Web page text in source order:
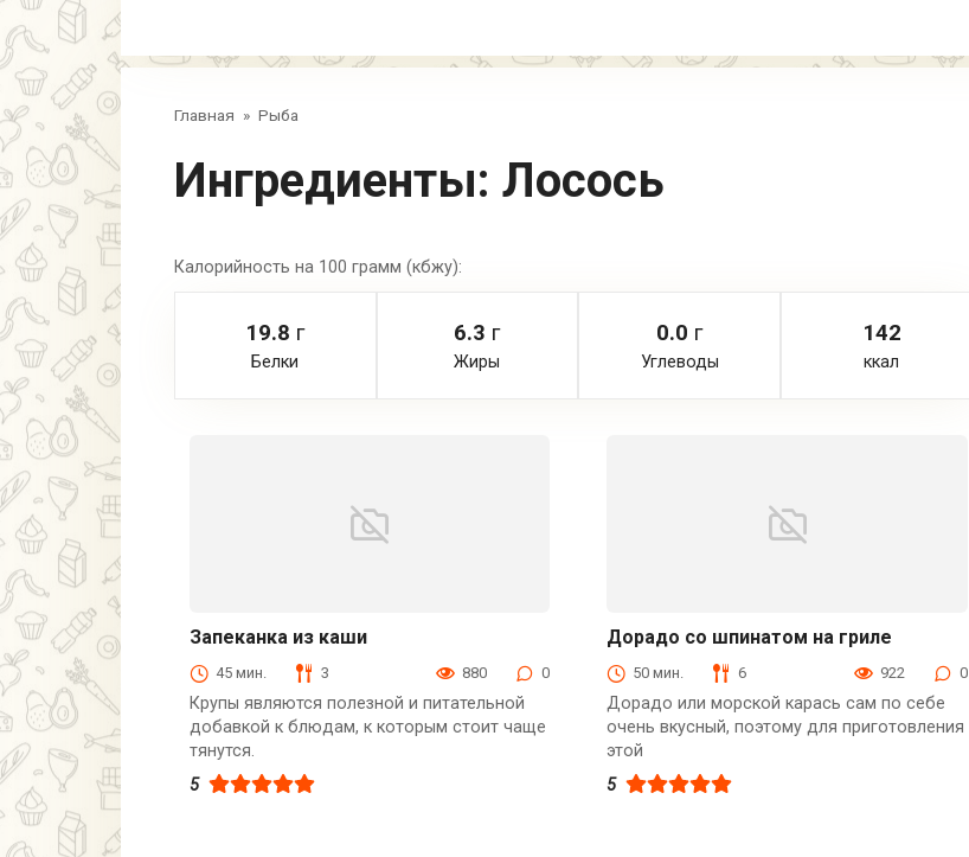
Главная » Рыба
Ингредиенты: Лосось
Калорийность на 100 грамм (кбжу):
19.8 г
Белки
6.3 г
Жиры
0.0 г
Углеводы
142
ккал
Запеканка из каши
45 мин. 3 880 0
Крупы являются полезной и питательной
добавкой к блюдам, к которым стоит чаще
тянутся.
5
Дорадо со шпинатом на гриле
50 мин. 6 922 0
Дорадо или морской карась сам по себе
очень вкусный, поэтому для приготовления
этой
5